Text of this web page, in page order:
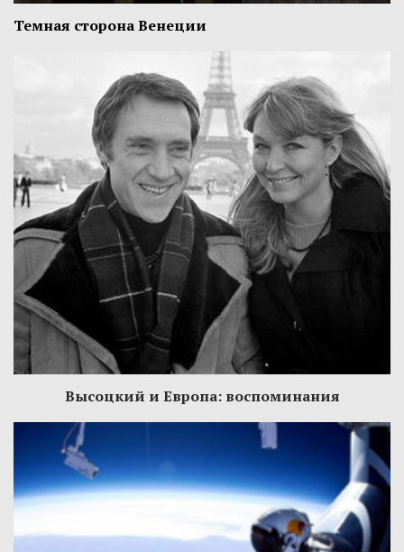
Темная сторона Венеции
Высоцкий и Европа: воспоминания